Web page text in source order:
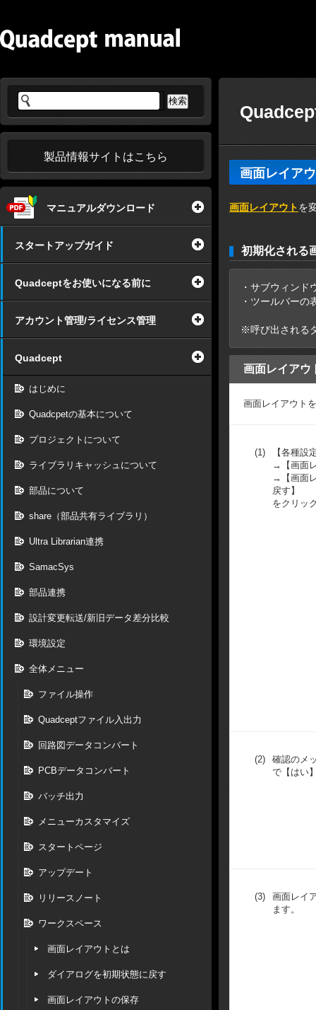
製品情報サイトはこちら
マニュアルダウンロード
スタートアップガイド
Quadceptをお使いになる前に
アカウント管理/ライセンス管理
Quadcept
はじめに
Quadcpetの基本について
プロジェクトについて
ライブラリキャッシュについて
部品について
share（部品共有ライブラリ）
Ultra Librarian連携
SamacSys
部品連携
設計変更転送/新旧データ差分比較
環境設定
全体メニュー
ファイル操作
Quadceptファイル入出力
回路図データコンバート
PCBデータコンバート
バッチ出力
メニューカスタマイズ
スタートページ
アップデート
リリースノート
ワークスペース
画面レイアウトとは
ダイアログを初期状態に戻す
画面レイアウトの保存
画面レイア
画面レイアウトを
初期化される
・サブウィンド
・ツールバーの
※呼び出される
画面レイアウ
画面レイアウト
(1)
【各種設
→【画面
→【画面
戻す】
をクリッ
(2)
確認のメ
で【はい
(3)
画面レイ
ます。